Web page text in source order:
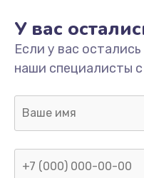
Замена
У вас
Если у вас
наши специалисты